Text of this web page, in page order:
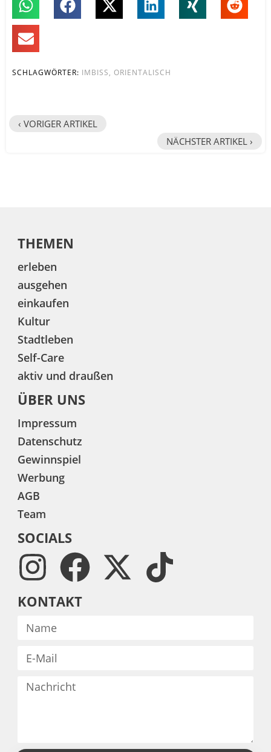
SCHLAGWÖRTER: IMBISS, ORIENTALISCH
‹ VORIGER ARTIKEL
NÄCHSTER ARTIKEL ›
THEMEN
erleben
ausgehen
einkaufen
Kultur
Stadtleben
Self-Care
aktiv und draußen
ÜBER UNS
Impressum
Datenschutz
Gewinnspiel
Werbung
AGB
Team
SOCIALS
KONTAKT